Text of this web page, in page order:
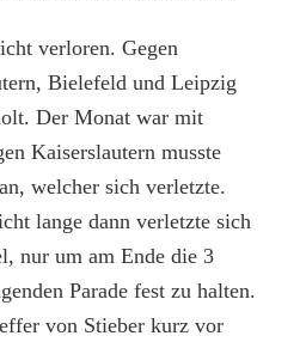
verloren. Gegen
Bielefeld und Leipzig
Der Monat war mit
Kaiserslautern musste
welcher sich verletzte.
lange dann verletzte sich
nur um am Ende die 3
Parade fest zu halten.
von Stieber kurz vor